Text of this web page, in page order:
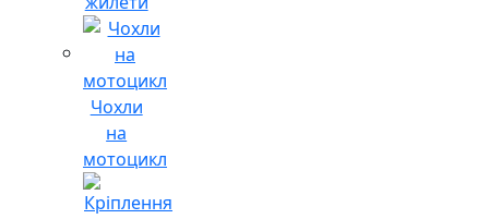
Чохли
на
мотоцикл